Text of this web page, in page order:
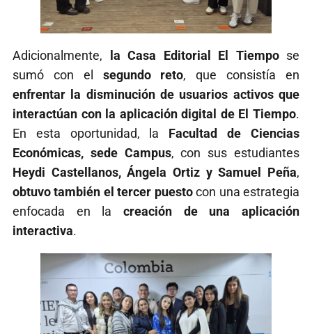
Adicionalmente, la Casa Editorial El Tiempose
sumó con el segundo reto, que consistía en
enfrentar la disminución de usuarios activos que
interactúan con la aplicación digital de El Tiempo.
En esta oportunidad, la Facultad de Ciencias
Económicas, sede Campus, con sus estudiantes
Heydi Castellanos, Ángela Ortiz y Samuel Peña,
obtuvo también el tercer puestocon una estrategia
enfocada en la creación de una aplicación
interactiva.